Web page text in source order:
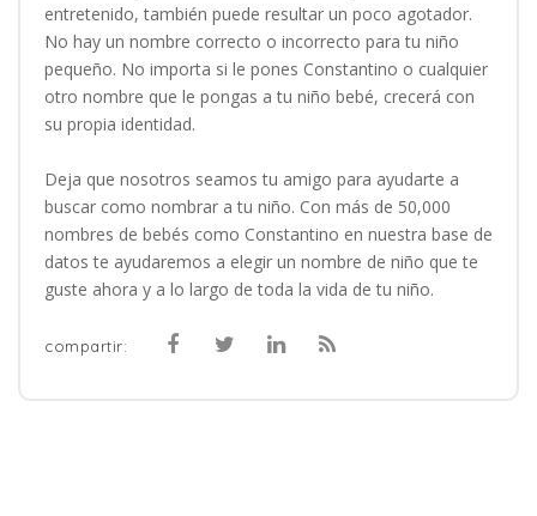
entretenido, también puede resultar un poco agotador.
No hay un nombre correcto o incorrecto para tu niño
pequeño. No importa si le pones Constantino o cualquier
otro nombre que le pongas a tu niño bebé, crecerá con
su propia identidad.
Deja que nosotros seamos tu amigo para ayudarte a
buscar como nombrar a tu niño. Con más de 50,000
nombres de bebés como Constantino en nuestra base de
datos te ayudaremos a elegir un nombre de niño que te
guste ahora y a lo largo de toda la vida de tu niño.
compartir: